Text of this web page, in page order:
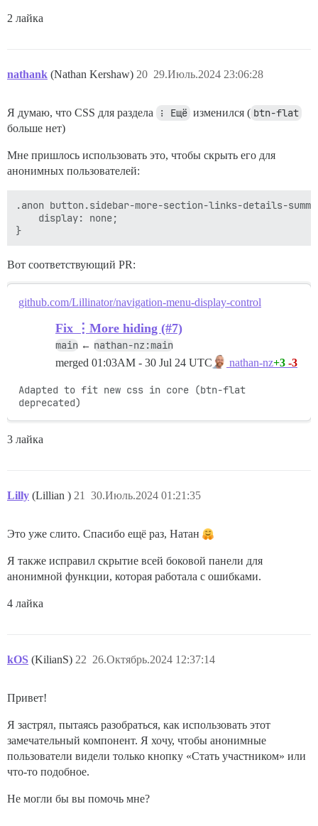
2 лайка
nathank (Nathan Kershaw) 29.Июль.2024 23:06:28
20
Я думаю, что CSS для раздела ⋮ Ещё изменился ( btn-flat
больше нет)
Мне пришлось использовать это, чтобы скрыть его для
анонимных пользователей:
.anon button.sidebar-more-section-links-details-
    display: none;
Вот соответствующий PR:
github.com/Lillinator/navigation-menu-display-control
Fix ⋮More hiding (#7)
main ← nathan-nz:main
merged 01:03AM - 30 Jul 24 UTC nathan-nz+3 -3
Adapted to fit new css in core (btn-flat
deprecated)
3 лайка
Lilly (Lillian ) 30.Июль.2024 01:21:35
21
Это уже слито. Спасибо ещё раз, Натан
Я также исправил скрытие всей боковой панели для
анонимной функции, которая работала с ошибками.
4 лайка
kOS (KilianS) 26.Октябрь.2024 12:37:14
22
Привет!
Я застрял, пытаясь разобраться, как использовать этот
замечательный компонент. Я хочу, чтобы анонимные
пользователи видели только кнопку «Стать участником» или
что-то подобное.
Не могли бы вы помочь мне?